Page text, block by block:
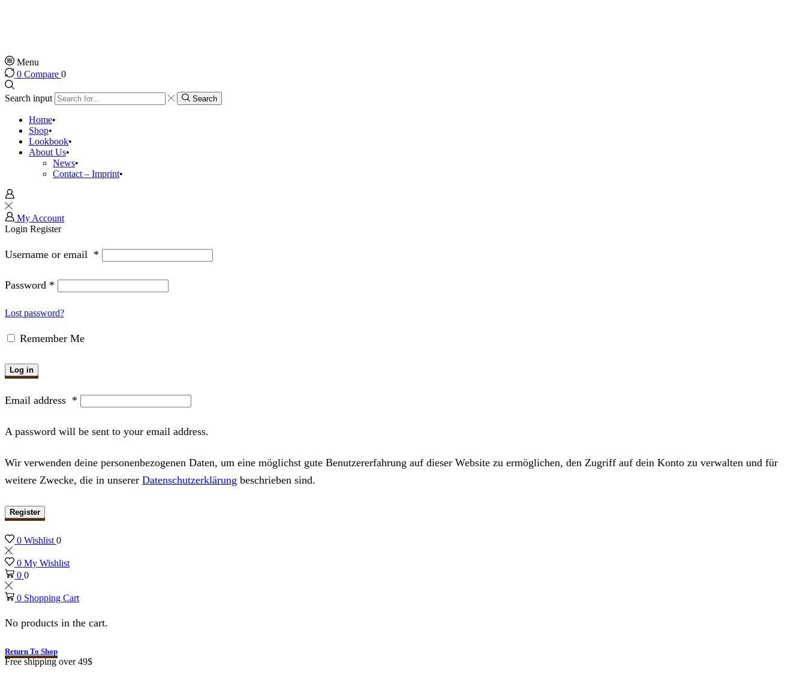
Menu
0 Compare 0
Search input Search
Home
Shop
Lookbook
About Us
News
Contact – Imprint
My Account
Login Register
Username or email *
Password *
Lost password?
Remember Me
Log in
Email address *
A password will be sent to your email address.
Wir verwenden deine personenbezogenen Daten, um eine möglichst gute Benutzererfahrung auf dieser Website zu ermöglichen, den Zugriff auf dein Konto zu verwalten und für
weitere Zwecke, die in unserer Datenschutzerklärung beschrieben sind.
Register
0 Wishlist 0
0 My Wishlist
0 0
0 Shopping Cart
No products in the cart.
Return To Shop
Free shipping over 49$